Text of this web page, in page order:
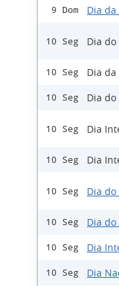
9 Dom Dia
10 Seg Dia
10 Seg Dia
10 Seg Dia
10 Seg Dia
10 Seg Dia
10 Seg Dia
10 Seg Dia do
10 Seg Dia
10 Seg Dia